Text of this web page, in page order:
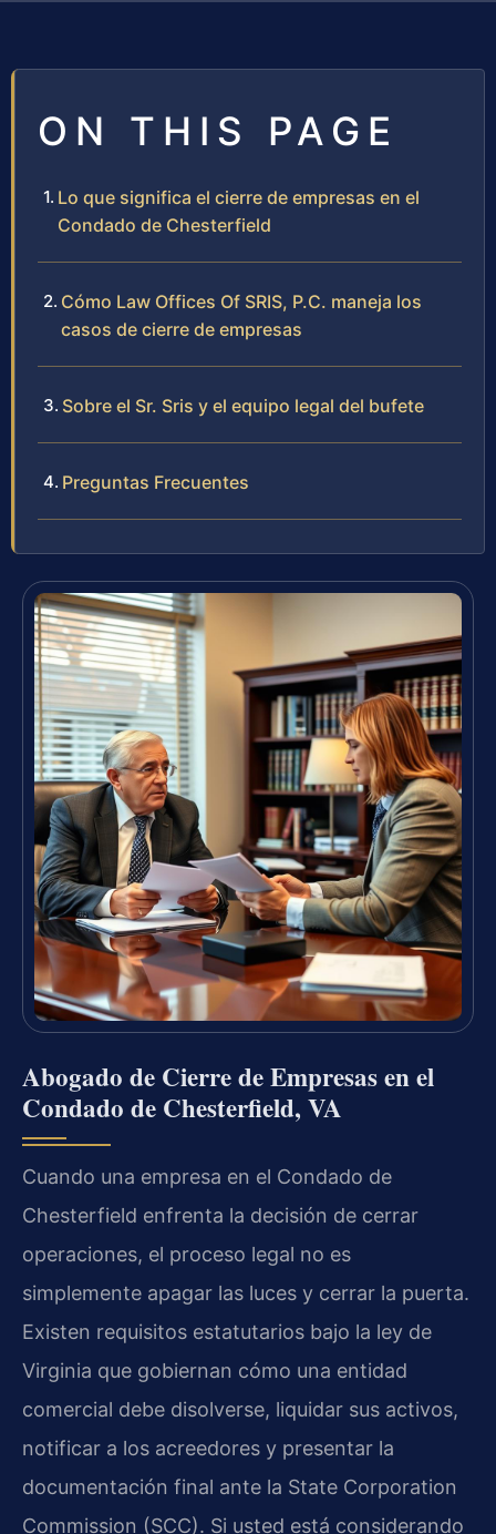
ON THIS PAGE
Lo que significa el cierre de empresas en el
Condado de Chesterfield
Cómo Law Offices Of SRIS, P.C. maneja los
casos de cierre de empresas
Sobre el Sr. Sris y el equipo legal del bufete
Preguntas Frecuentes
Abogado de Cierre de Empresas en el
Condado de Chesterfield, VA
Cuando una empresa en el Condado de
Chesterfield enfrenta la decisión de cerrar
operaciones, el proceso legal no es
simplemente apagar las luces y cerrar la puerta.
Existen requisitos estatutarios bajo la ley de
Virginia que gobiernan cómo una entidad
comercial debe disolverse, liquidar sus activos,
notificar a los acreedores y presentar la
documentación final ante la State Corporation
Commission (SCC). Si usted está considerando